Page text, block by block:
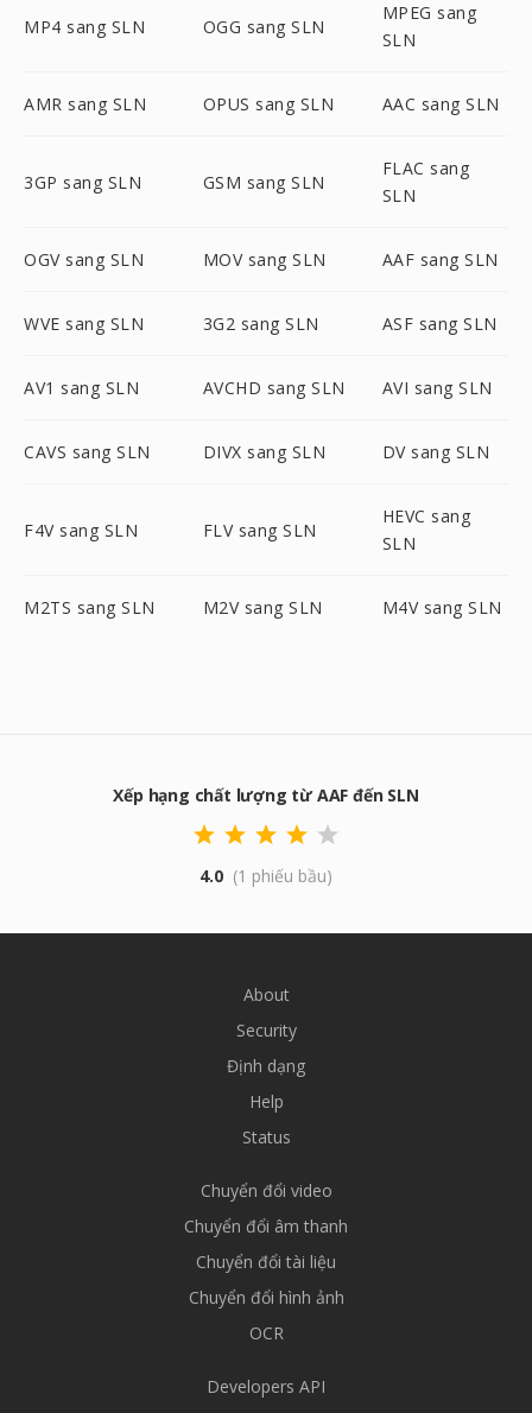
MP4 sang SLN OGG sang SLN
MPEG sang
SLN
AMR sang SLN OPUS sang SLN AAC sang SLN
3GP sang SLN GSM sang SLN
FLAC sang
SLN
OGV sang SLN MOV sang SLN AAF sang SLN
WVE sang SLN 3G2 sang SLN ASF sang SLN
AV1 sang SLN AVCHD sang SLN AVI sang SLN
CAVS sang SLN DIVX sang SLN DV sang SLN
F4V sang SLN FLV sang SLN
HEVC sang
SLN
M2TS sang SLN M2V sang SLN M4V sang SLN
Xếp hạng chất lượng từ AAF đến SLN
4.0 (1 phiếu bầu)
About
Security
Định dạng
Help
Status
Chuyển đổi video
Chuyển đổi âm thanh
Chuyển đổi tài liệu
Chuyển đổi hình ảnh
OCR
Developers API